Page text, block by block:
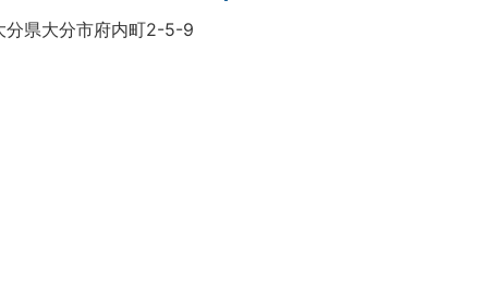
分県大分市府内町2-5-9